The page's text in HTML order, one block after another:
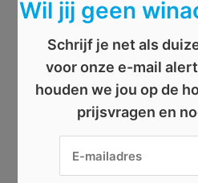
Wil jij geen
Schrijf je net als
voor onze e-mail
houden we jou op de
prijsvragen en